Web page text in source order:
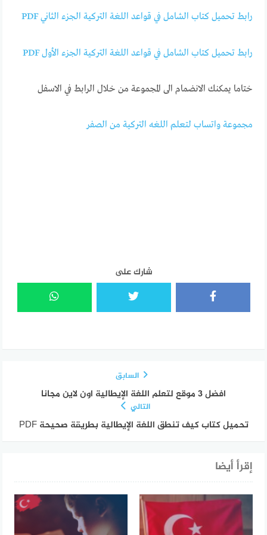
رابط تحميل كتاب الشامل في قواعد اللغة التركية الجزء الثاني PDF
رابط تحميل كتاب الشامل في قواعد اللغة التركية الجزء الأول PDF
ختاما يمكنك الانضمام الى المجموعة من خلال الرابط في الاسفل
مجموعة واتساب لتعلم اللغه التركية من الصفر
شارك على
السابق
افضل 3 موقع لتعلم اللغة الإيطالية اون لاين مجانا
التالي
تحميل كتاب كيف تنطق اللغة الإيطالية بطريقة صحيحة PDF
إقرأ أيضا